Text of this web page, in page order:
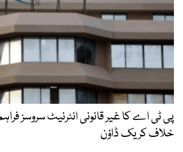
پی ٹی اے کا غیر قانونی انٹرنیٹ سروسز
خلاف کریک ڈاؤن